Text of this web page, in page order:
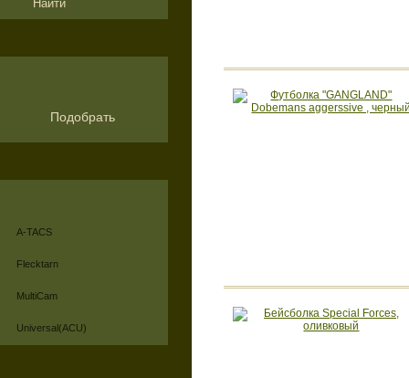
Подобрать
A-TACS
Flecktarn
MultiCam
Universal(ACU)